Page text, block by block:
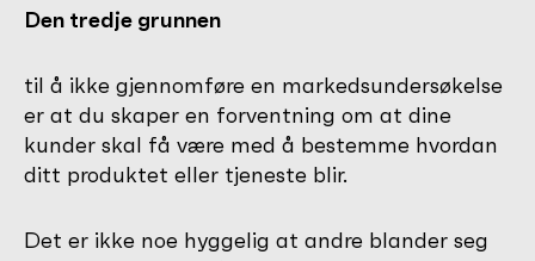
Den tredje grunnen
til å ikke gjennomføre en markedsundersøkelse
er at du skaper en forventning om at dine
kunder skal få være med å bestemme hvordan
ditt produktet eller tjeneste blir.
Det er ikke noe hyggelig at andre blander seg